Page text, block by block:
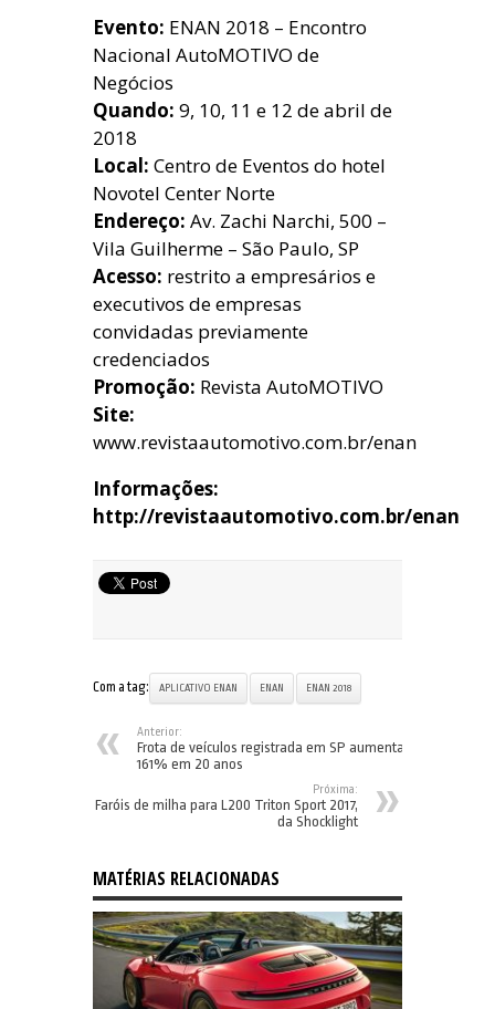
Evento: ENAN 2018 – Encontro
Nacional AutoMOTIVO de
Negócios
Quando: 9, 10, 11 e 12 de abril de
2018
Local: Centro de Eventos do hotel
Novotel Center Norte
Endereço: Av. Zachi Narchi, 500 –
Vila Guilherme – São Paulo, SP
Acesso: restrito a empresários e
executivos de empresas
convidadas previamente
credenciados
Promoção: Revista AutoMOTIVO
Site:
www.revistaautomotivo.com.br/enan
Informações:
http://revistaautomotivo.com.br/enan
Com a tag: APLICATIVO ENAN ENAN ENAN 2018
Anterior:
Frota de veículos registrada em SP aumenta
161% em 20 anos
Próxima:
Faróis de milha para L200 Triton Sport 2017,
da Shocklight
MATÉRIAS RELACIONADAS